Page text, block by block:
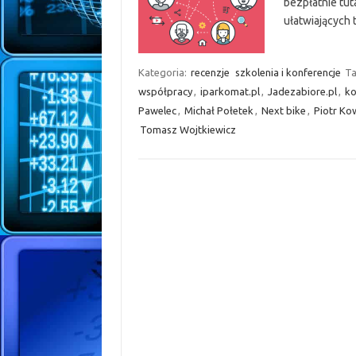
ułatwiających
Kategoria: recenzje szkolenia i konferencje
współpracy, iparkomat.pl, Jadezabiore.pl,
Pawelec, Michał Połetek , Next bike , Piotr
Tomasz Wojtkiewicz